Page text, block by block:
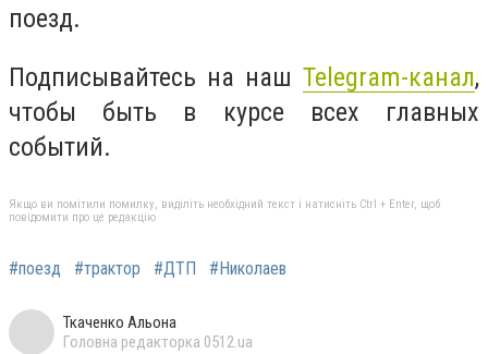
поезд.
Подписывайтесь на наш Telegram-канал,
чтобы быть в курсе всех главных
событий.
Якщо ви помітили помилку, виділіть необхідний текст і натисніть Ctrl + Enter, щоб
повідомити про це редакцію
#поезд #трактор #ДТП #Николаев
Ткаченко Альона
Головна редакторка 0512.ua